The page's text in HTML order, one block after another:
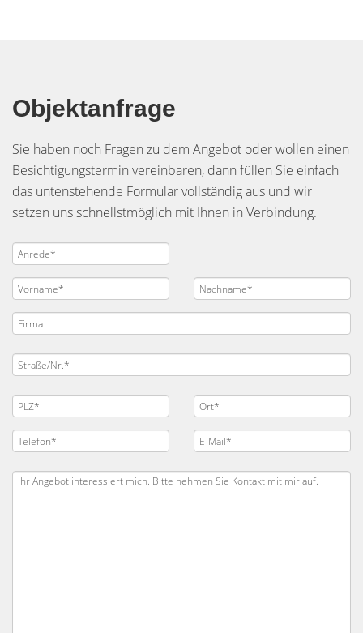
Objektanfrage
Sie haben noch Fragen zu dem Angebot oder wollen einen
Besichtigungstermin vereinbaren, dann füllen Sie einfach
das untenstehende Formular vollständig aus und wir
setzen uns schnellstmöglich mit Ihnen in Verbindung.